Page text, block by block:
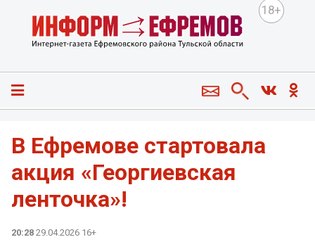
18+
В Ефремове стартовала
акция «Георгиевская
ленточка»!
20:28 29.04.2026 16+